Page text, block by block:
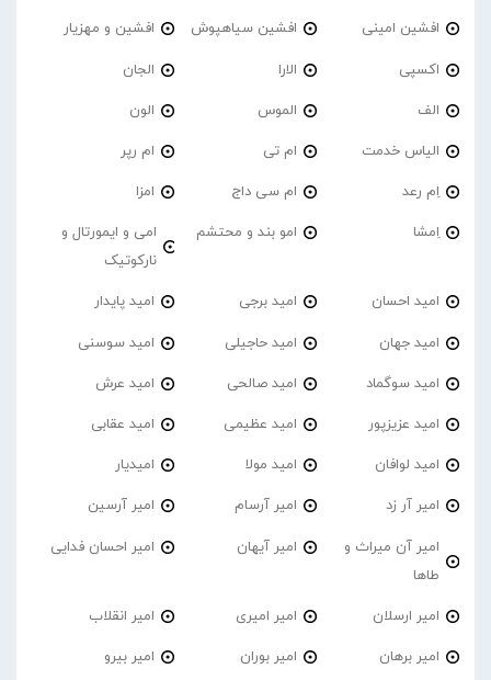
افشین امینی افشین سیاهپوش افشین و مهزیار
اکسپی الارا الجان
الف الموس الون
الیاس خدمت ام تی ام رپر
اِم رعد ام سی داج امزا
اِمشا امو بند و محتشم
امی و ایمورتال و
نارکوتیک
امید احسان امید برجی امید پایدار
امید جهان امید حاجیلی امید سوسنی
امید سوگماد امید صالحی امید عرش
امید عزیزپور امید عظیمی امید عقابی
امید لوافان امید مولا امیدیار
امیر آر زد امیر آرسام امیر آرسین
امیر آن میراث و
طاها
امیر آیهان امیر احسان فدایی
امیر ارسلان امیر امیری امیر انقلاب
امیر برهان امیر‌ بوران امیر بیرو